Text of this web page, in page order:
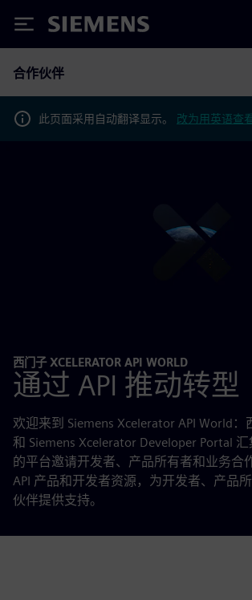
Siemens
合作伙伴
此页面采用自动翻译显示。 改为用英语查看
西门子 XCELERATOR API WORLD
通过 API 推动转型
欢迎来到 Siemens Xcelerator API World
和 Siemens Xcelerator Developer Portal
的平台邀请开发者、产品所有者和业务合
API 产品和开发者资源，为开发者、产品
伙伴提供支持。